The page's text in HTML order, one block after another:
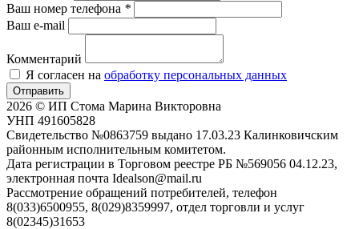
Ваш номер телефона *
Ваш e-mail
Комментарий
Я согласен на обработку персональных данных
Отправить
2026 © ИП Стома Марина Викторовна
УНП 491605828
Свидетельство №0863759 выдано 17.03.23 Калинковичским
районным исполнительным комитетом.
Дата регистрации в Торговом реестре РБ №569056 04.12.23,
электронная почта Idealson@mail.ru
Рассмотрение обращений потребителей, телефон
8(033)6500955, 8(029)8359997, отдел торговли и услуг
8(02345)31653